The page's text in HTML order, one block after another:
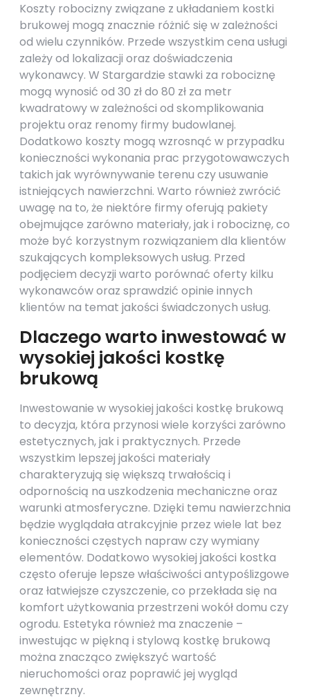
Koszty robocizny związane z układaniem kostki
brukowej mogą znacznie różnić się w zależności
od wielu czynników. Przede wszystkim cena usługi
zależy od lokalizacji oraz doświadczenia
wykonawcy. W Stargardzie stawki za robociznę
mogą wynosić od 30 zł do 80 zł za metr
kwadratowy w zależności od skomplikowania
projektu oraz renomy firmy budowlanej.
Dodatkowo koszty mogą wzrosnąć w przypadku
konieczności wykonania prac przygotowawczych
takich jak wyrównywanie terenu czy usuwanie
istniejących nawierzchni. Warto również zwrócić
uwagę na to, że niektóre firmy oferują pakiety
obejmujące zarówno materiały, jak i robociznę, co
może być korzystnym rozwiązaniem dla klientów
szukających kompleksowych usług. Przed
podjęciem decyzji warto porównać oferty kilku
wykonawców oraz sprawdzić opinie innych
klientów na temat jakości świadczonych usług.
Dlaczego warto inwestować w
wysokiej jakości kostkę
brukową
Inwestowanie w wysokiej jakości kostkę brukową
to decyzja, która przynosi wiele korzyści zarówno
estetycznych, jak i praktycznych. Przede
wszystkim lepszej jakości materiały
charakteryzują się większą trwałością i
odpornością na uszkodzenia mechaniczne oraz
warunki atmosferyczne. Dzięki temu nawierzchnia
będzie wyglądała atrakcyjnie przez wiele lat bez
konieczności częstych napraw czy wymiany
elementów. Dodatkowo wysokiej jakości kostka
często oferuje lepsze właściwości antypoślizgowe
oraz łatwiejsze czyszczenie, co przekłada się na
komfort użytkowania przestrzeni wokół domu czy
ogrodu. Estetyka również ma znaczenie –
inwestując w piękną i stylową kostkę brukową
można znacząco zwiększyć wartość
nieruchomości oraz poprawić jej wygląd
zewnętrzny.